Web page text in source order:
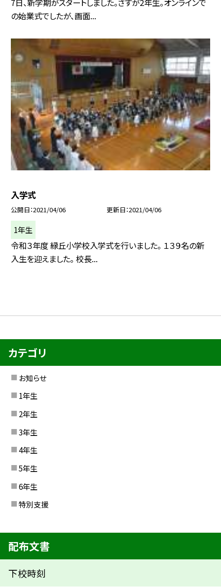
の始業式でしたが、画面...
入学式
公開日 2021/04/06 更新日 2021/04/06
1年生
令和３年度 緑丘小学校入学式を行いました。 １３９名の新
入生を迎えました。 校長...
カテゴリ
お知らせ
1年生
2年生
3年生
4年生
5年生
6年生
特別支援
配布文書
下校時刻